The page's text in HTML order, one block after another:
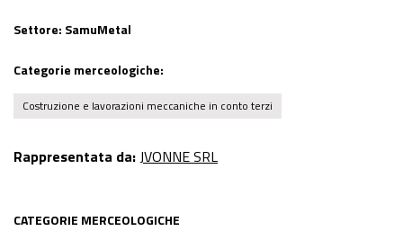
Settore: SamuMetal
Categorie merceologiche:
Costruzione e lavorazioni meccaniche in conto terzi
Rappresentata da:JVONNE SRL
CATEGORIE MERCEOLOGICHE